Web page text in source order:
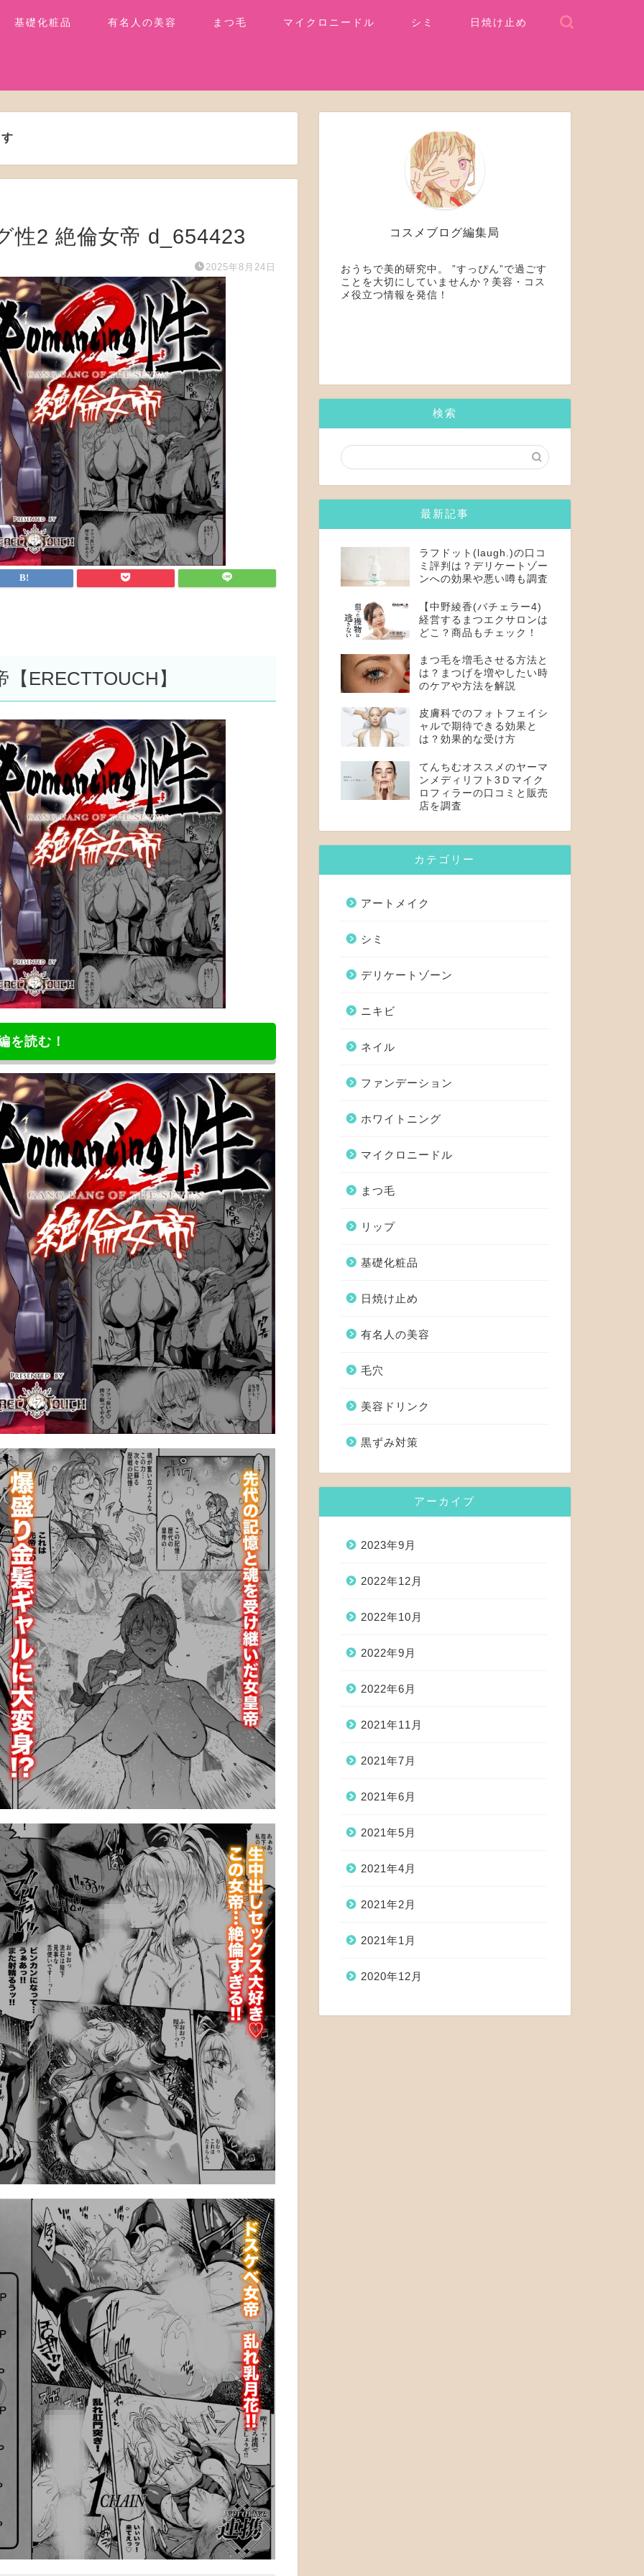
基礎化粧品 有名人の美容 まつ毛 マイクロニードル シミ 日焼け止め
性2 絶倫女帝 d_654423
2025年8月24日
ERECTTOUCH】
を読む！
コスメブログ編集局
おうちで美的研究中。 ”すっぴん”で過ごす
ことを大切にしていませんか？美容・コス
メ役立つ情報を発信！
検索
最新記事
ラフドット(laugh.)の口コ
ミ評判は？デリケートゾー
ンへの効果や悪い噂も調査
【中野綾香(バチェラー4)
経営するまつエクサロンは
どこ？商品もチェック！
まつ毛を増毛させる方法と
は？まつげを増やしたい時
のケアや方法を解説
皮膚科でのフォトフェイシ
ャルで期待できる効果と
は？効果的な受け方
てんちむオススメのヤーマ
ンメディリフト3Ｄマイク
ロフィラーの口コミと販売
店を調査
カテゴリー
アートメイク
シミ
デリケートゾーン
ニキビ
ネイル
ファンデーション
ホワイトニング
マイクロニードル
まつ毛
リップ
基礎化粧品
日焼け止め
有名人の美容
毛穴
美容ドリンク
黒ずみ対策
アーカイブ
2023年9月
2022年12月
2022年10月
2022年9月
2022年6月
2021年11月
2021年7月
2021年6月
2021年5月
2021年4月
2021年2月
2021年1月
2020年12月